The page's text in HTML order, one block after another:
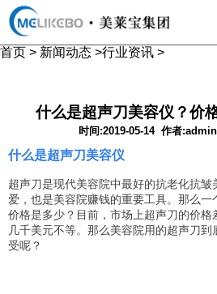
首页 > 新闻动态 >行业资讯 >
什么是超声刀美容仪？价
时间:2019-05-14 作者:admin
什么是超声刀美容仪
超声刀是现代美容院中最好的抗老化抗
爱，也是美容院赚钱的重要工具。那么一
价格是多少？目前，市场上超声刀的价格
几千美元不等。那么美容院用的超声刀
受呢？